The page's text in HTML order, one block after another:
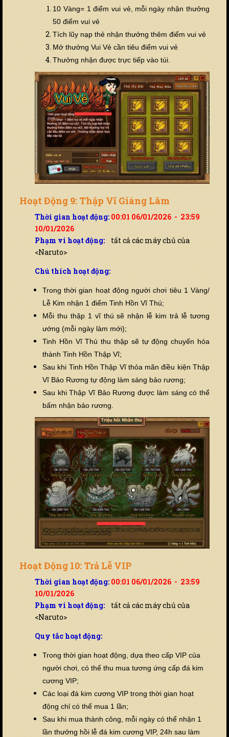
10 Vàng= 1 điểm vui vẻ, mỗi ngày nhận thưởng
50 điểm vui vẻ
Tích lũy nạp thẻ nhận thưởng thêm điểm vui vẻ
Mở thưởng Vui Vẻ cần tiêu điểm vui vẻ
Thưởng nhận được trực tiếp vào túi.
Hoạt Động 9: Thập Vĩ Giáng Lâm
Thời gian hoạt động: 00:01 06/01/2026 - 23:59
10/01/2026
Phạm vi hoạt động: tất cả các máy chủ của
<Naruto>
Chú thích hoạt động:
Trong thời gian hoạt động người chơi tiêu 1 Vàng/
Lễ Kim nhận 1 điểm Tinh Hồn Vĩ Thú;
Mỗi thu thập 1 vĩ thú sẽ nhận lễ kim trả lễ tương
ướng (mỗi ngày làm mới);
Tinh Hồn Vĩ Thú thu thập sẽ tự động chuyển hóa
thành Tinh Hồn Thập Vĩ;
Sau khi Tinh Hồn Thập Vĩ thỏa mãn điều kiện Thập
Vĩ Bảo Rương tự động làm sáng bảo rương;
Sau khi Thập Vĩ Bảo Rương được làm sáng có thể
bấm nhận bảo rương.
Hoạt Động 10: Trả Lễ VIP
Thời gian hoạt động: 00:01 06/01/2026 - 23:59
10/01/2026
Phạm vi hoạt động: tất cả các máy chủ của
<Naruto>
Quy tắc hoạt động:
Trong thời gian hoạt động, dựa theo cấp VIP của
người chơi, có thể thu mua tương ứng cấp đá kim
cương VIP;
Các loại đá kim cương VIP trong thời gian hoạt
động chỉ có thể mua 1 lần;
Sau khi mua thành công, mỗi ngày có thể nhận 1
lần thưởng hồi lễ đá kim cương VIP, 24h sau làm